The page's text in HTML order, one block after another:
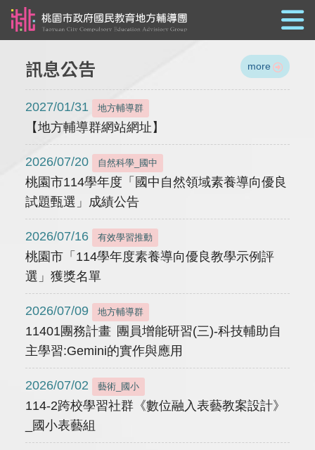
訊息公告 more
2027/01/31 地方輔導群
【地方輔導群網站網址】
2026/07/20 自然科學_國中
桃園市114學年度「國中自然領域素養導向優良
試題甄選」成績公告
2026/07/16 有效學習推動
桃園市「114學年度素養導向優良教學示例評
選」獲獎名單
2026/07/09 地方輔導群
11401團務計畫 團員增能研習(三)-科技輔助自
主學習:Gemini的實作與應用
2026/07/02 藝術_國小
114-2跨校學習社群《數位融入表藝教案設計》
_國小表藝組